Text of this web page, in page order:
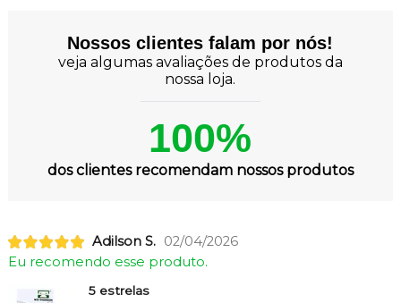
Nossos clientes falam por nós!
veja algumas avaliações de produtos da
nossa loja.
100%
dos clientes recomendam nossos produtos
Adilson S. 02/04/2026
Eu recomendo esse produto.
5 estrelas